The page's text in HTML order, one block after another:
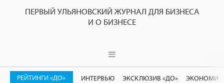
ПЕРВЫЙ УЛЬЯНОВСКИЙ ЖУРНАЛ ДЛЯ БИЗНЕСА
И О БИЗНЕСЕ
РЕЙТИНГИ «ДО» ИНТЕРВЬЮ ЭКСКЛЮЗИВ «ДО»